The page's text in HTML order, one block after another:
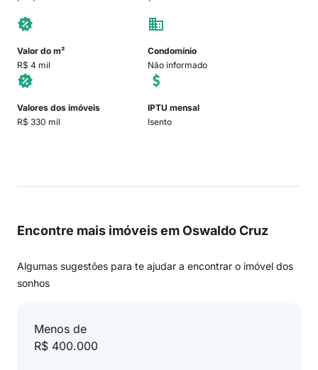
Valor do m²
R$ 4 mil
Condomínio
Não informado
Valores dos imóveis
R$ 330 mil
IPTU mensal
Isento
Encontre mais imóveis em Oswaldo Cruz
Algumas sugestões para te ajudar a encontrar o imóvel dos
sonhos
Menos de
R$ 400.000